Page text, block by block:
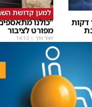
שבת Upmix" משולם זושא וTYH ב16 דקות
למען קדושת
"כולנו
מפורט לציבור
יואל וולך |
14:13